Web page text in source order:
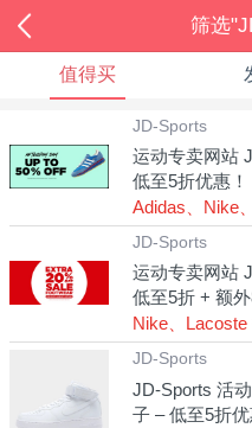
筛选
值得买
JD-Sports
运动专卖网站
低至5折优惠！
JD-Sports
运动专卖网站
低至5折 + 额外
JD-Sports
JD-Sports 活
子 – 低至5折优